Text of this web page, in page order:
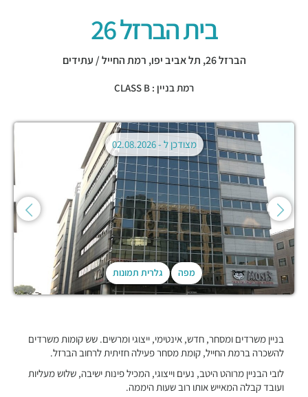
בית הברזל 26
הברזל 26, תל אביב יפו, רמת החייל / עתידים
רמת בניין : CLASS B
מפה גלרית תמונות
מצודכן ל -02.08.2026
בניין משרדים ומסחר, חדש, אינטימי, ייצוגי ומרשים. שש קומות משרדים
להשכרה ברמת החייל, קומת מסחר פעילה חזיתית לרחוב הברזל.
לובי הבניין מרוהט היטב, נעים וייצוגי, המכיל פינות ישיבה, שלוש מעליות
ועובד קבלה המאייש אותו רוב שעות היממה.